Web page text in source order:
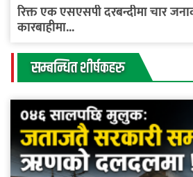
रिक्त एक एसएसपी दरबन्दीमा चार
कारबाहीमा...
सम्बन्धित शीर्षकहरु